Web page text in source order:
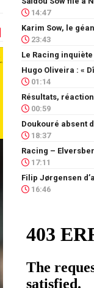
14:47
23:43
Le Racing inquiète
01:14
00:59
18:37
Racing –
17:11
16:46